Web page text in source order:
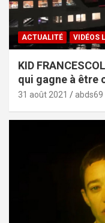
ACTUALITÉ VIDÉOS
KID
qui gagne à être
31 août 2021 abds69